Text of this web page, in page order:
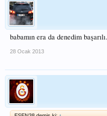
babamın era da denedim
28 Ocak 2013